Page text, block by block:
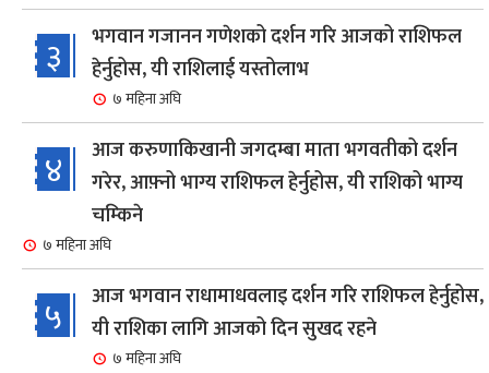
३
भगवान गजानन गणेशको दर्शन गरि आजको राशिफल
हेर्नुहोस, यी राशिलाई यस्तोलाभ
७ महिना अघि
४
आज करुणाकिखानी जगदम्बा माता भगवतीको दर्शन
गरेर, आफ़्नो भाग्य राशिफल हेर्नुहोस, यी राशिको भाग्य
चम्किने
७ महिना अघि
५
आज भगवान राधामाधवलाइ दर्शन गरि राशिफल हेर्नुहोस,
यी राशिका लागि आजको दिन सुखद रहने
७ महिना अघि